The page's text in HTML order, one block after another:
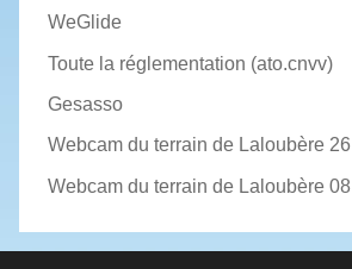
WeGlide
Toute la réglementation (ato.cnvv)
Gesasso
Webcam du terrain de Laloubère 26
Webcam du terrain de Laloubère 08